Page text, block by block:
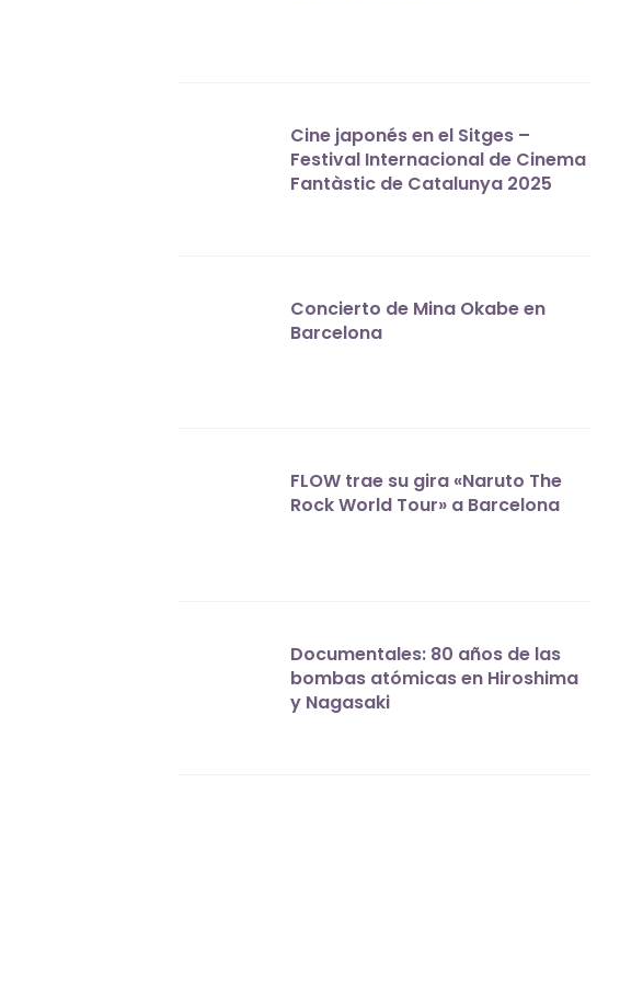
Cine japonés en el Sitges –
Festival Internacional de Cinema
Fantàstic de Catalunya 2025
Concierto de Mina Okabe en
Barcelona
FLOW trae su gira «Naruto The
Rock World Tour» a Barcelona
Documentales: 80 años de las
bombas atómicas en Hiroshima
y Nagasaki